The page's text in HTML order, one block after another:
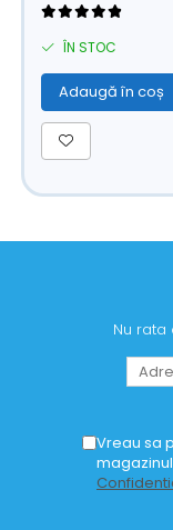
ÎN STOC
Adaugă în coș
Nu
Vreau sa